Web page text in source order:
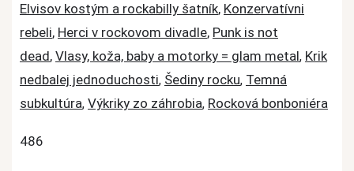
Elvisov kostým a rockabilly šatník, Konzervatívni
rebeli, Herci v rockovom divadle, Punk is not
dead, Vlasy, koža, baby a motorky = glam metal, Krik
nedbalej jednoduchosti, Šediny rocku, Temná
subkultúra, Výkriky zo záhrobia, Rocková bonboniéra
486